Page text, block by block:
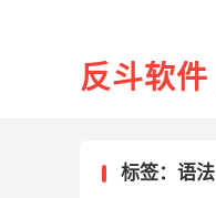
反斗软件
标签：语法